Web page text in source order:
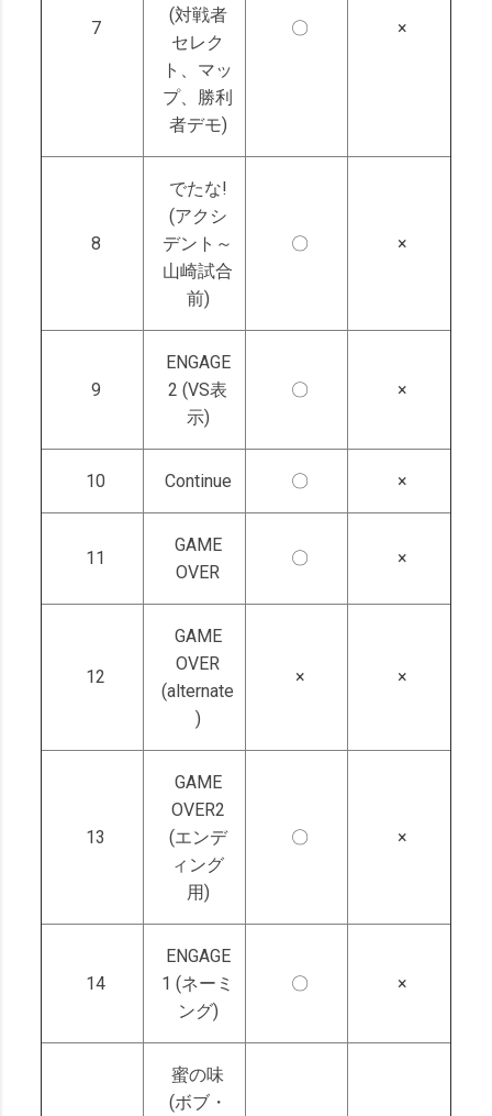
7
(対戦者
セレク
ト、マッ
プ、勝利
者デモ)
〇 ×
8
でたな!
(アクシ
デント～
山崎試合
前)
〇 ×
9
ENGAGE
2 (VS表
示)
〇 ×
10 Continue 〇 ×
11
GAME
OVER
〇 ×
12
GAME
OVER
(alternate
)
× ×
13
GAME
OVER2
(エンデ
ィング
用)
〇 ×
14
ENGAGE
1 (ネーミ
ング)
〇 ×
蜜の味
(ボブ・